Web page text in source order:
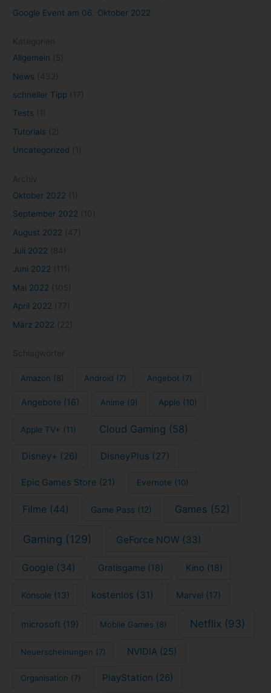
Google Event am 06. Oktober 2022
Allgemein
News
schneller Tipp
Tests
Tutorials
Uncategorized
Oktober 2022
September 2022
August 2022
Juli 2022
Juni 2022
Mai 2022
April 2022
März 2022
Amazon (8) Android (7) Angebot (7)
Angebote(16) Anime (9) Apple (10)
Apple TV+ (11) Cloud Gaming (58)
Disney+ (26) DisneyPlus (27)
Epic Games Store (21) Evernote (10)
Filme(44) Game Pass (12) Games (52)
Gaming (129) GeForce NOW (33)
Google (34) Gratisgame (18) Kino (18)
Konsole (13) kostenlos (31) Marvel (17)
microsoft (19) Mobile Games (8) Netflix (93)
Neuerscheinungen (7) NVIDIA (25)
Organisation (7) PlayStation (26)